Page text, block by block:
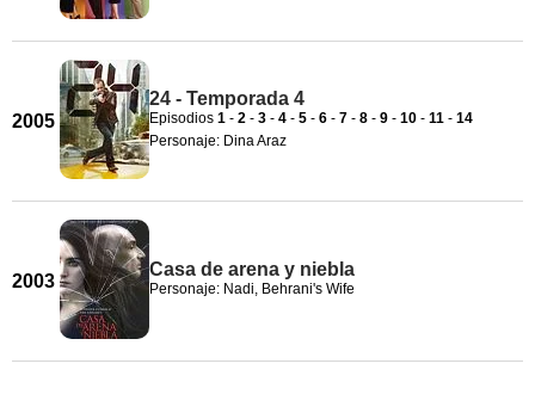
2005
24 - Temporada 4
Episodios 1 - 2 - 3 - 4 - 5 - 6 - 7 - 8 - 9 - 10 - 11 - 14
Personaje: Dina Araz
2003
Casa de arena y niebla
Personaje: Nadi, Behrani's Wife